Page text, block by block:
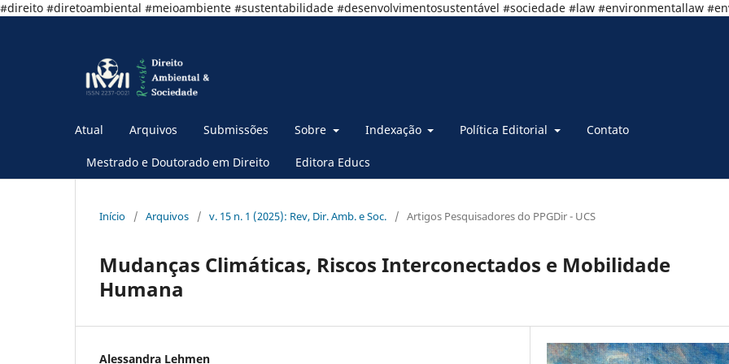
#direito #diretoambiental #meioambiente #sustentabilidade #desenvolvimentosustentável #sociedade #law #environmentallaw
Atual Arquivos Submissões Sobre Indexação Política Editorial Contato
Mestrado e Doutorado em Direito Editora Educs
Início / Arquivos / v. 15 n. 1 (2025): Rev, Dir. Amb. e Soc. / Artigos Pesquisadores do PPGDir - UCS
Mudanças Climáticas, Riscos Interconectados e Mobilidade
Humana
Alessandra Lehmen